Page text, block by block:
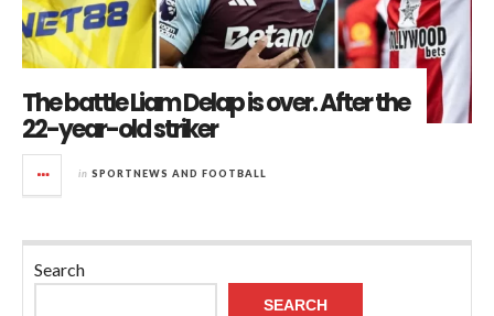
The battle Liam Delap is over. After the
22-year-old striker
in SPORTNEWS AND FOOTBALL
Search
SEARCH